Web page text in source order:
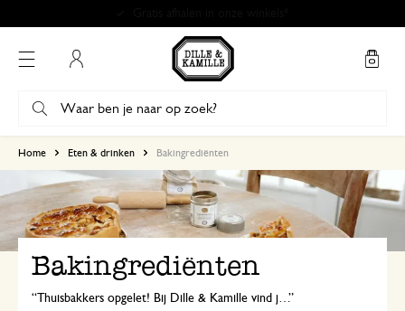
Home Eten & drinken Bakingrediënten
Bakingrediënten
Thuisbakkers opgelet! Bij Dille & Kamille vind je bijzondere bakmixen, voor brood, koekjes of crumble, en extracten die smaak geven aan al je baksels.